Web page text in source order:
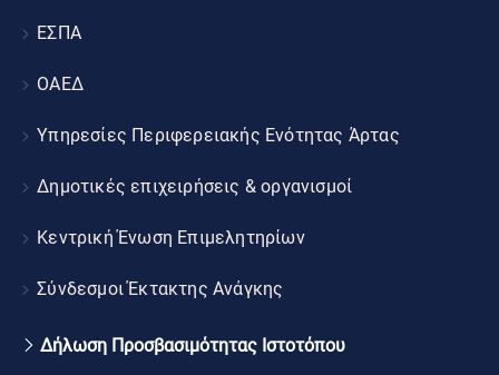
ΕΣΠΑ
ΟΑΕΔ
Υπηρεσίες Περιφερειακής Ενότητας Άρτας
Δημοτικές επιχειρήσεις & οργανισμοί
Κεντρική Ένωση Επιμελητηρίων
Σύνδεσμοι Έκτακτης Ανάγκης
Δήλωση Προσβασιμότητας Ιστοτόπου